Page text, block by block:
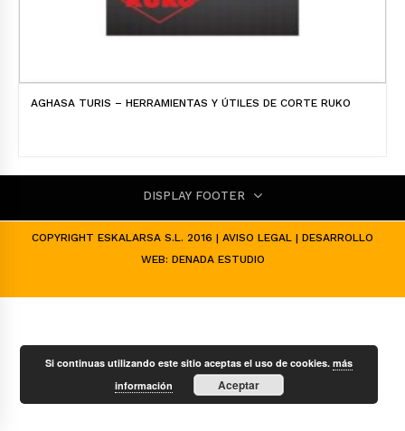
AGHASA TURIS – HERRAMIENTAS Y ÚTILES DE CORTE RUKO
DISPLAY FOOTER
COPYRIGHT ESKALARSA S.L. 2016 | AVISO LEGAL | DESARROLLO
WEB: DENADA ESTUDIO
Si continuas utilizando este sitio aceptas el uso de cookies.más
información
Aceptar